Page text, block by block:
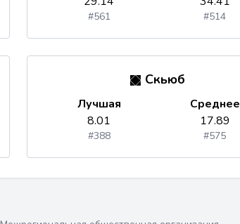
#561 #514
Скьюб
Лучшая
8.01
#388
Среднее
17.89
#575